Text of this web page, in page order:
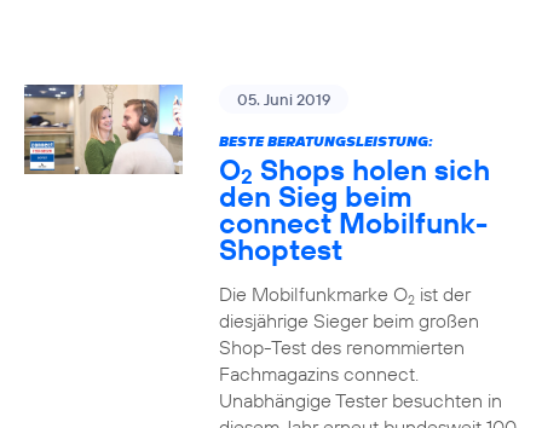
05. Juni 2019
BESTE BERATUNGSLEISTUNG:
O2 Shops holen sich
den Sieg beim
connect Mobilfunk-
Shoptest
Die Mobilfunkmarke O2ist der
diesjährige Sieger beim großen
Shop-Test des renommierten
Fachmagazins connect.
Unabhängige Tester besuchten in